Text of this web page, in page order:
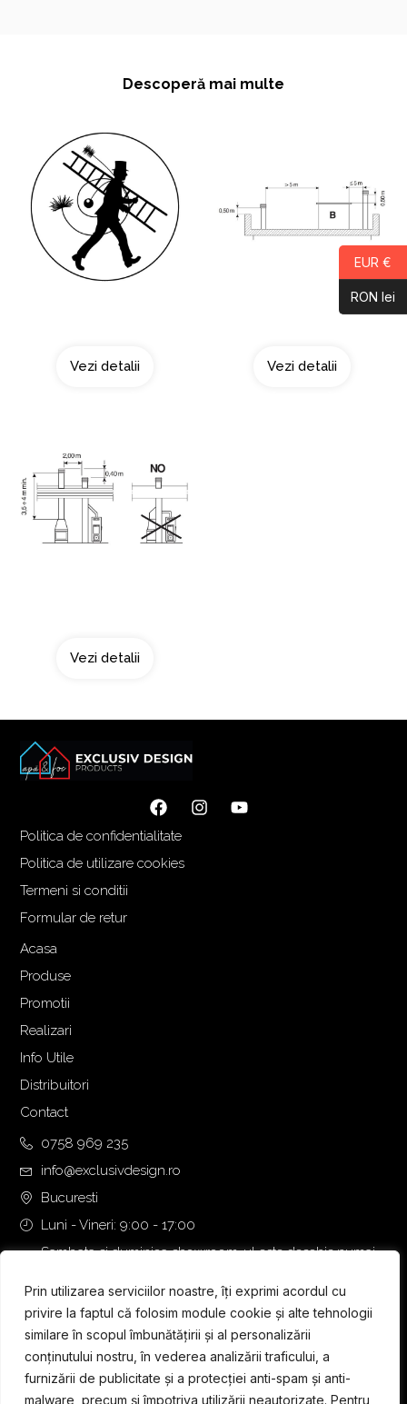
Prin utilizarea serviciilor noastre, îți exprimi acordul cu
privire la faptul că folosim module cookie și alte tehnologii
similare în scopul îmbunătățirii și al personalizării
conținutului nostru, în vederea analizării traficului, a
furnizării de publicitate și a protecției anti-spam și anti-
malware, precum și împotriva utilizării neautorizate. Pentru
Descoperă mai multe
Vezi detalii
Acoperis tip terasa
Vezi detalii
Vezi detalii
Politica de confidentialitate
Politica de utilizare cookies
Termeni si conditii
Formular de retur
Acasa
Produse
Promotii
Realizari
Info Utile
Distribuitori
Contact
0758 969 235
info@exclusivdesign.ro
Bucuresti
Luni - Vineri: 9:00 - 17:00
Sambata si duminica showroom-ul este deschis numai
EUR €
RON lei